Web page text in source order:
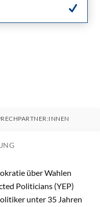
über Wahlen
Politicians (YEP)
unter 35 Jahren